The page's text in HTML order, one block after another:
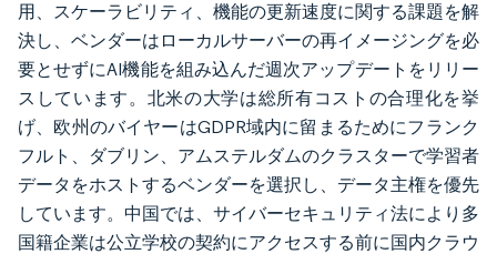
用、スケーラビリティ、機能の更新速度に関する課題を解
決し、ベンダーはローカルサーバーの再イメージングを必
要とせずにAI機能を組み込んだ週次アップデートをリリー
スしています。北米の大学は総所有コストの合理化を挙
げ、欧州のバイヤーはGDPR域内に留まるためにフランク
フルト、ダブリン、アムステルダムのクラスターで学習者
データをホストするベンダーを選択し、データ主権を優先
しています。中国では、サイバーセキュリティ法により多
国籍企業は公立学校の契約にアクセスする前に国内クラウ